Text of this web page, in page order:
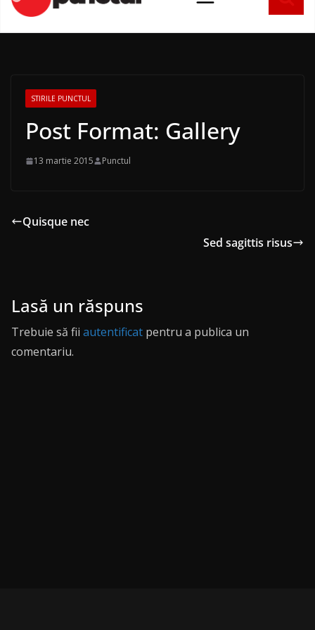
conținut
STIRILE PUNCTUL
Post Format: Gallery
13 martie 2015 Punctul
Quisque nec
Sed sagittis risus
Lasă un răspuns
Trebuie să fii autentificat pentru a publica un
comentariu.